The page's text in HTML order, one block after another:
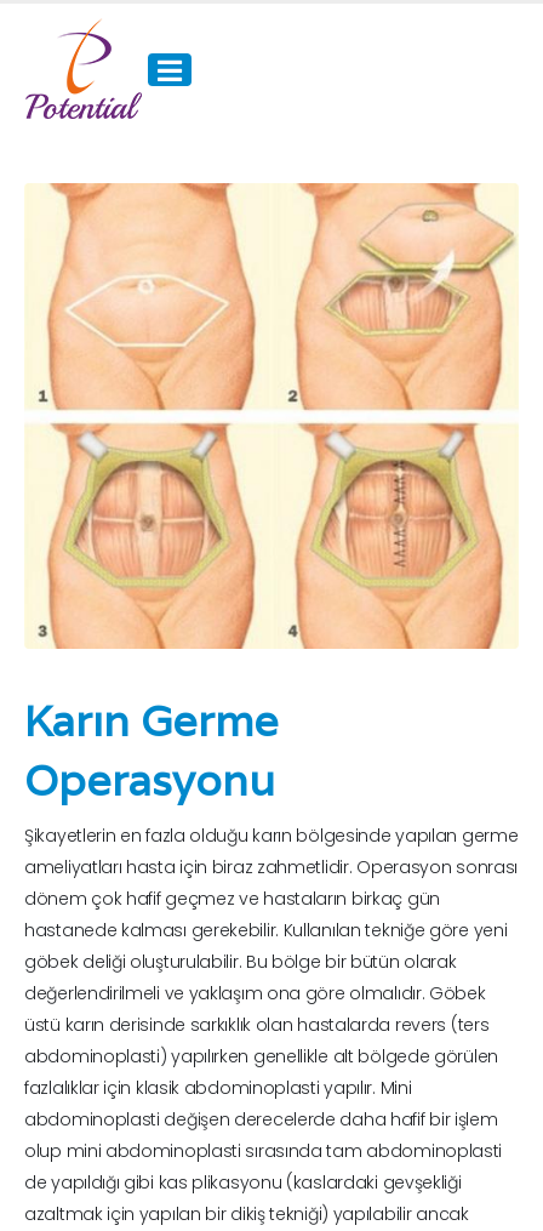
Karın Germe
Operasyonu
Şikayetlerin en fazla olduğu karın bölgesinde yapılan germe
ameliyatları hasta için biraz zahmetlidir. Operasyon sonrası
dönem çok hafif geçmez ve hastaların birkaç gün
hastanede kalması gerekebilir. Kullanılan tekniğe göre yeni
göbek deliği oluşturulabilir. Bu bölge bir bütün olarak
değerlendirilmeli ve yaklaşım ona göre olmalıdır. Göbek
üstü karın derisinde sarkıklık olan hastalarda revers (ters
abdominoplasti) yapılırken genellikle alt bölgede görülen
fazlalıklar için klasik abdominoplasti yapılır. Mini
abdominoplasti değişen derecelerde daha hafif bir işlem
olup mini abdominoplasti sırasında tam abdominoplasti
de yapıldığı gibi kas plikasyonu (kaslardaki gevşekliği
azaltmak için yapılan bir dikiş tekniği) yapılabilir ancak